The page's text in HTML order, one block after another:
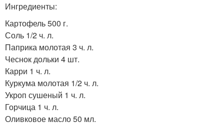
Ингредиенты:
Картофель 500 г.
Соль 1/2 ч. л.
Паприка молотая 3 ч. л.
Чеснок дольки 4 шт.
Карри 1 ч. л.
Куркума молотая 1/2 ч. л.
Укроп сушеный 1 ч. л.
Горчица 1 ч. л.
Оливковое масло 50 мл.